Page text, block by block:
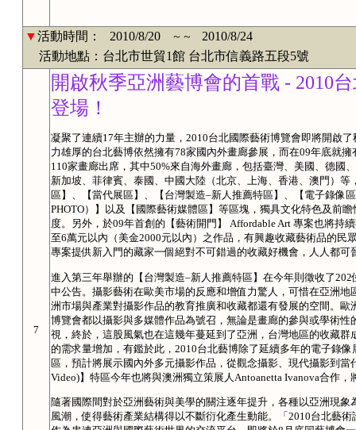
▼活動時間： 2010/8/20 ～～
2010/8/24
活動地點：台北市世貿1館 台北市信義路五段5號
7
開啟秋季亞洲藝博會的首戰 - 2010
登場！
凝聚了連續17年主辦的力量，2010台北國際藝術博覽會即將開啟
力雄厚的台北藝博依然擁有78家國內外畫廊參展，而在09年底就
110家畫廊出席，其中50%來自海外畫廊，包括臺灣、美國、德國
新加坡、菲律賓、泰國、中國大陸（北京、上海、香港、澳門）
區】、【當代展區】、【台灣製造–新人推薦特區】、【電子錄像
PHOTO）】以及【國際藝術媒體區】等區塊，獨具文化特色及前
度。另外，於09年首創的【藝術開門】 Affordable Art 專案也將持
至6萬元以內（美金2000元以內）之作品，有興趣收藏藝術品的民
專案提供新入門的藏家一個絕對不可錯過的收藏好機會，人人都可
進入第三年舉辦的【台灣製造–新人推薦特區】在今年則徵收了
中公告。攝影藝術在歐美市場的反應和增值力驚人，可惜在亞洲
洲市場與產業對攝影作品的教育推廣和收藏都還有發展的空間。歐
博覽會都以攝影與多媒體作品為號召，無論是畫廊的參與或學術
視，終於，這股風氣也在這幾年蔓延到了亞洲，台灣地區的收藏
的需求量增加，有鑑於此，2010台北藝博除了延續多年的電子錄
區，預計將展示國內外多元攝影作品，從觀念攝影、現代攝影到
Video)】特區今年也將與澳洲獨立策展人Antoanetta Ivanova合作
隨著國際間對於亞洲藝術與美學的關注逐年提升，各種以亞洲現
風潮，使得藝術產業結構得以不斷衍化產生動能。「2010台北藝